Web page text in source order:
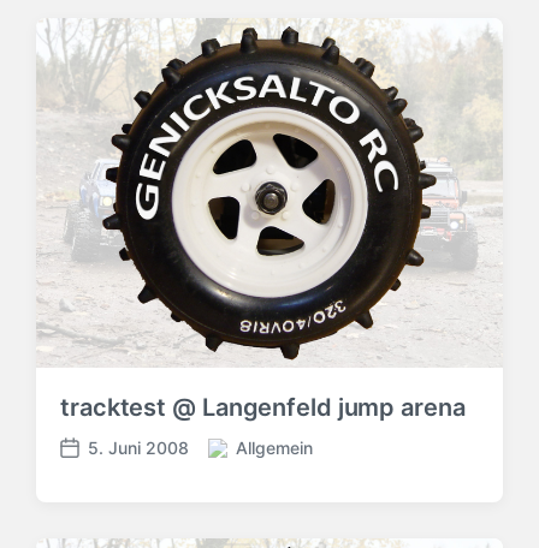
tracktest @ Langenfeld jump arena
V
ö
5. Juni 2008
V
ö
Allgemein